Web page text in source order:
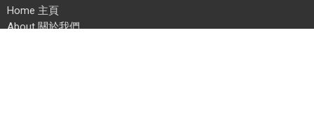
Home 主頁
About 關於我們